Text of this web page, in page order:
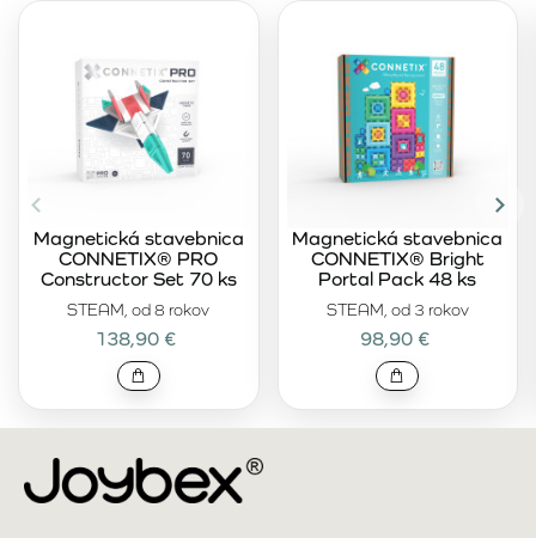
STEAM, od 8 rokov
Magnetická stavebnica
CONNETIX® PRO
Constructor Set 70 ks
138,90 €
STEAM, od 3 rokov
Magnetická stavebnica
CONNETIX® Bright
Portal Pack 48 ks
98,90 €